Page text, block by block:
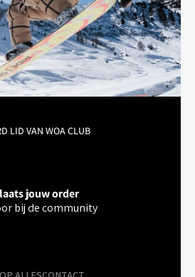
LID VAN WOA CLUB
jouw order
bij de community